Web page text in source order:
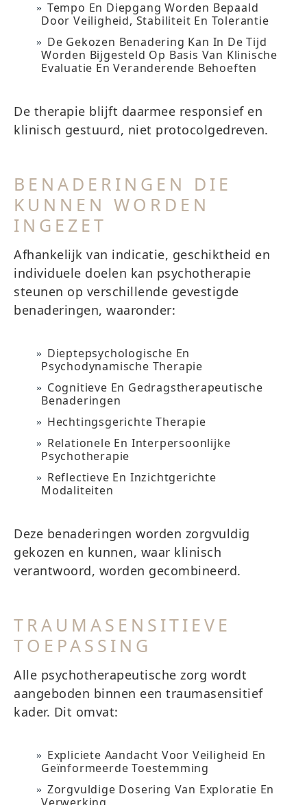
Tempo En Diepgang Worden Bepaald
Door Veiligheid, Stabiliteit En Tolerantie
De Gekozen Benadering Kan In De Tijd
Worden Bijgesteld Op Basis Van Klinische
Evaluatie En Veranderende Behoeften
De therapie blijft daarmee responsief en
klinisch gestuurd, niet protocolgedreven.
BENADERINGEN DIE
KUNNEN WORDEN
INGEZET
Afhankelijk van indicatie, geschiktheid en
individuele doelen kan psychotherapie
steunen op verschillende gevestigde
benaderingen, waaronder:
Dieptepsychologische En
Psychodynamische Therapie
Cognitieve En Gedragstherapeutische
Benaderingen
Hechtingsgerichte Therapie
Relationele En Interpersoonlijke
Psychotherapie
Reflectieve En Inzichtgerichte
Modaliteiten
Deze benaderingen worden zorgvuldig
gekozen en kunnen, waar klinisch
verantwoord, worden gecombineerd.
TRAUMASENSITIEVE
TOEPASSING
Alle psychotherapeutische zorg wordt
aangeboden binnen een traumasensitief
kader. Dit omvat:
Expliciete Aandacht Voor Veiligheid En
Geïnformeerde Toestemming
Zorgvuldige Dosering Van Exploratie En